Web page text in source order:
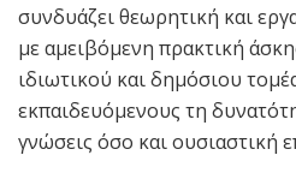
συνδυάζει θεωρητική και
με αμειβόμενη πρακτική
ιδιωτικού και δημόσιου
εκπαιδευόμενους τη
γνώσεις όσο και ουσιαστική